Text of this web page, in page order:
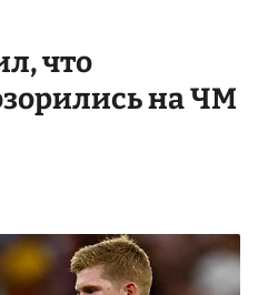
что
на ЧМ